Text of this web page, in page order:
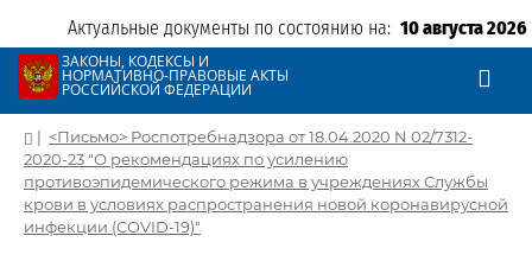
Актуальные документы по состоянию на: 10 августа 2026
ЗАКОНЫ, КОДЕКСЫ И
НОРМАТИВНО-ПРАВОВЫЕ АКТЫ
РОССИЙСКОЙ ФЕДЕРАЦИИ
| <Письмо> Роспотребнадзора от 18.04.2020 N 02/7312-
2020-23 "О рекомендациях по усилению
противоэпидемического режима в учреждениях Службы
крови в условиях распространения новой коронавирусной
инфекции (COVID-19)"